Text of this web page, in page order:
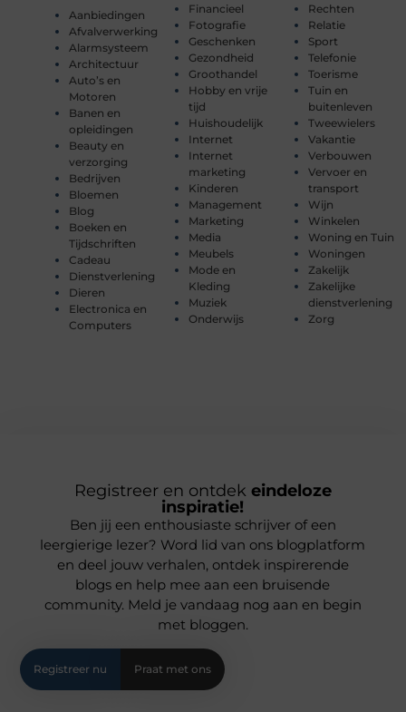
Aanbiedingen
Afvalverwerking
Alarmsysteem
Architectuur
Auto’s en
Motoren
Banen en
opleidingen
Beauty en
verzorging
Bedrijven
Bloemen
Blog
Boeken en
Tijdschriften
Cadeau
Dienstverlening
Dieren
Electronica en
Computers
Financieel
Fotografie
Geschenken
Gezondheid
Groothandel
Hobby en vrije
tijd
Huishoudelijk
Internet
Internet
marketing
Kinderen
Management
Marketing
Media
Meubels
Mode en
Kleding
Muziek
Onderwijs
Rechten
Relatie
Sport
Telefonie
Toerisme
Tuin en
buitenleven
Tweewielers
Vakantie
Verbouwen
Vervoer en
transport
Wijn
Winkelen
Woning en Tuin
Woningen
Zakelijk
Zakelijke
dienstverlening
Zorg
Registreer en ontdek eindeloze
inspiratie!
Ben jij een enthousiaste schrijver of een
leergierige lezer? Word lid van ons blogplatform
en deel jouw verhalen, ontdek inspirerende
blogs en help mee aan een bruisende
community. Meld je vandaag nog aan en begin
met bloggen.
Registreer nu Praat met ons